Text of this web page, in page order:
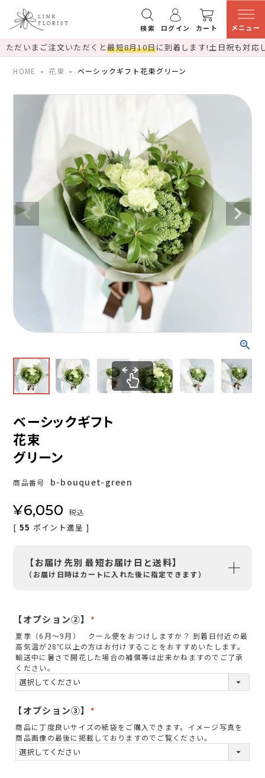
検索 ログイン カート メニュー
ただいまご注文いただくと最短8月10日に到着します!土日祝も対応
HOME 花束 ベーシックギフト花束グリーン
ベーシックギフト
花束
グリーン
商品番号 b-bouquet-green
¥6,050 税込
[ 55 ポイント進呈 ]
【お届け先別 最短お届け日と送料】
（お届け日時はカートに入れた後に指定できます）
【オプション②】
(
必
須
)
夏季（6月～9月） クール便をおつけしますか？ 到着日付近の最
高気温が28℃以上の方はお付けすることをおすすめいたします。
輸送中に暑さで開花した場合の補償等は出来かねますのでご了承
ください。
【オプション③】
(
必
)
商品に丁度良いサイズの紙袋をご購入できます。イメージ写真を
商品画像の最後に掲載しておりますのでご覧ください。